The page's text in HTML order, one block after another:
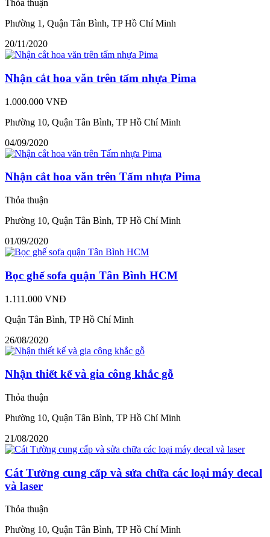
Thỏa thuận
Phường 1, Quận Tân Bình, TP Hồ Chí Minh
20/11/2020
Nhận cắt hoa văn trên tấm nhựa Pima
1.000.000 VNĐ
Phường 10, Quận Tân Bình, TP Hồ Chí Minh
04/09/2020
Nhận cắt hoa văn trên Tấm nhựa Pima
Thỏa thuận
Phường 10, Quận Tân Bình, TP Hồ Chí Minh
01/09/2020
Bọc ghế sofa quận Tân Bình HCM
1.111.000 VNĐ
Quận Tân Bình, TP Hồ Chí Minh
26/08/2020
Nhận thiết kế và gia công khắc gỗ
Thỏa thuận
Phường 10, Quận Tân Bình, TP Hồ Chí Minh
21/08/2020
Cát Tường cung cấp và sửa chữa các loại máy decal
và laser
Thỏa thuận
Phường 10, Quận Tân Bình, TP Hồ Chí Minh